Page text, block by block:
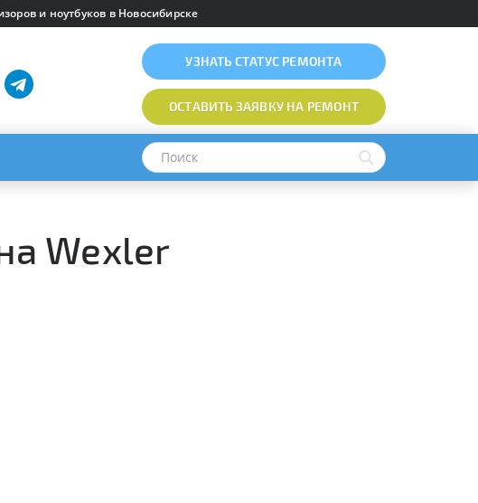
и ноутбуков в Новосибирске
УЗНАТЬ СТАТУС РЕМОНТА
ОСТАВИТЬ ЗАЯВКУНА РЕМОНТ
Wexler